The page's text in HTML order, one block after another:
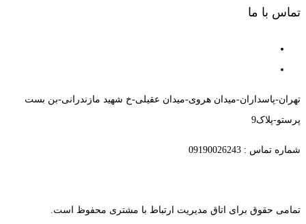
تماس با ما
تهران-پاسداران-میدان هروی-میدان عقیلی-خ شهید مازندرانی-بن بست
پرستو-پلاک9
شماره تماس : 09190026243
تمامی حقوق برای اتاق مدیریت ارتباط با مشتری محفوظ است.